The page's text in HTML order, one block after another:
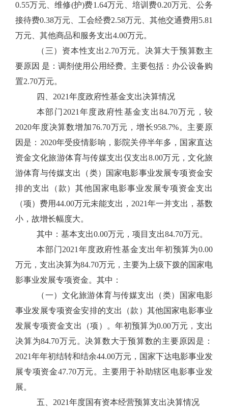
0.55万元、维修(护)费1.64万元、培训费0.20万元、公务
接待费0.38万元、工会经费2.58万元、其他交通费用5.81
万元、其他商品和服务支出4.00万元。
（三）资本性支出2.70万元。决算大于预算数主
要原因 是：调剂使用公用经费。主要包括：办公设备购
置2.70万元。
四、2021年度政府性基金支出决算情况
本部门2021年度政府性基金支出84.70万元，较
2020年度决算数增加76.70万元，增长958.7%。主要原
因是：2020年受疫情影响，影院关停半年多，国家直达
资金文化旅游体育与传媒支出仅支出8.00万元，文化旅
游体育与传媒支出（类）国家电影事业发展专项资金安
排的支出（款）其他国家电影事业发展专项资金支出
（项）费用44.00万元未能支出，2021年一并支出，基数
小，故增长幅度大。
其中：基本支出0.00万元，项目支出84.70万元。
本部门2021年度政府性基金支出年初预算为0.00
万元，支出决算为84.70万元，主要为上级下拨的国家电
影事业发展专项资金。其中：
（一）文化旅游体育与传媒支出（类）国家电影
事业发展专项资金安排的支出（款）其他国家电影事业
发展专项资金支出（项）。年初预算为0.00万元，支出
决算为84.70万元。决算数大于预算数的主要原因是：
2021年年初结转和结余44.00万元，国家下达电影事业发
展专项资金47.70万元。主要用于补助辖区电影事业发
展。
五、2021年度国有资本经营预算支出决算情况